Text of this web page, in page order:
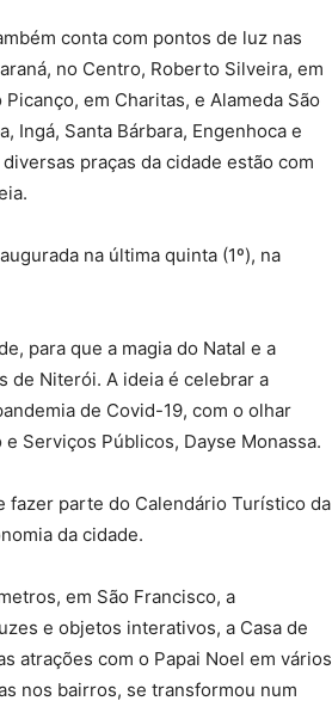
conta com pontos de luz nas
no Centro, Roberto Silveira, em
em Charitas, e Alameda São
Ingá, Santa Bárbara, Engenhoca e
praças da cidade estão com
na última quinta (1º), na
para que a magia do Natal e a
de Niterói. A ideia é celebrar a
de Covid-19, com o olhar
Serviços Públicos, Dayse Monassa.
fazer parte do Calendário Turístico da
da cidade.
em São Francisco, a
e objetos interativos, a Casa de
atrações com o Papai Noel em vários
nos bairros, se transformou num